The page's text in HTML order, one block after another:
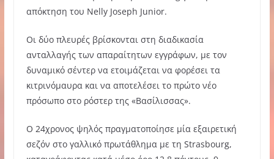
απόκτηση του Nelly Joseph Junior.
Οι δύο πλευρές βρίσκονται στη διαδικασία
ανταλλαγής των απαραίτητων εγγράφων, με τον
δυναμικό σέντερ να ετοιμάζεται να φορέσει τα
κιτρινόμαυρα και να αποτελέσει το πρώτο νέο
πρόσωπο στο ρόστερ της «Βασίλισσας».
Ο 24χρονος ψηλός πραγματοποίησε μία εξαιρετική
σεζόν στο γαλλικό πρωτάθλημα με τη Strasbourg,